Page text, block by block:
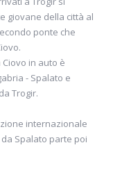
giovane della città al
ponte che
in auto è
- Spalato e
Trogir.
internazionale
Spalato parte poi